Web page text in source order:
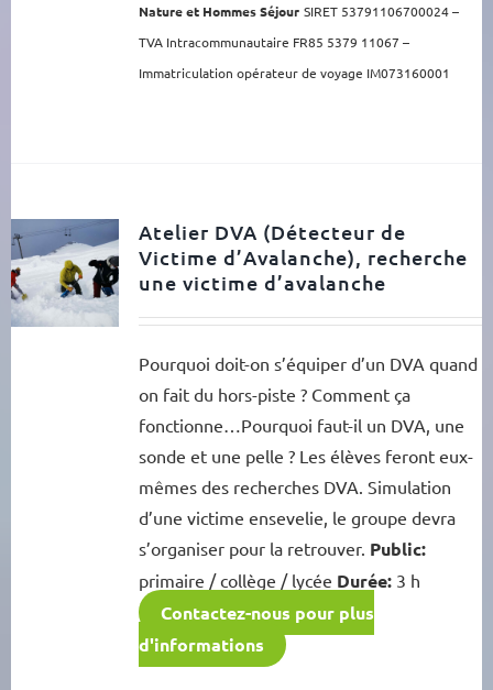
Nature et Hommes Séjour SIRET 53791106700024 –
TVA Intracommunautaire FR85 5379 11067 –
Immatriculation opérateur de voyage IM073160001
Atelier DVA (Détecteur de
Victime d’Avalanche), recherche
une victime d’avalanche
Pourquoi doit-on s’équiper d’un DVA quand
on fait du hors-piste ? Comment ça
fonctionne…Pourquoi faut-il un DVA, une
sonde et une pelle ? Les élèves feront eux-
mêmes des recherches DVA. Simulation
d’une victime ensevelie, le groupe devra
s’organiser pour la retrouver. Public:
primaire / collège / lycée Durée:3 h
Contactez-nous pour plus
d'informations